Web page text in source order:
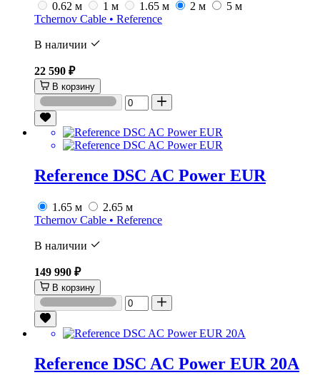
0.62 м 1 м 1.65 м 2 м
5 м
Tchernov Cable • Reference
В наличии
22 590 ₽
В корзину
Reference DSC AC Power EUR
1.65 м
2.65 м
Tchernov Cable • Reference
В наличии
149 990 ₽
В корзину
Reference DSC AC Power EUR 20A